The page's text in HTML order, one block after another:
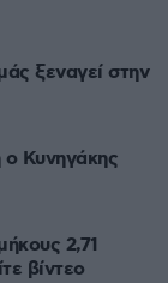
ξεναγεί στην
Κυνηγάκης
2,71
βίντεο